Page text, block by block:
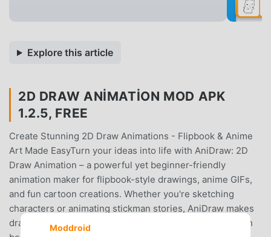
Explore this article
2D DRAW ANIMATION MOD APK
1.2.5, FREE
Create Stunning 2D Draw Animations - Flipbook & Anime
Art Made EasyTurn your ideas into life with AniDraw: 2D
Draw Animation – a powerful yet beginner-friendly
animation maker for flipbook-style drawings, anime GIFs,
and fun cartoon creations. Whether you're sketching
characters or animating stickman stories, AniDraw makes
drawing animation fast, fun, and intuitive.Perfect for both
Moddroid